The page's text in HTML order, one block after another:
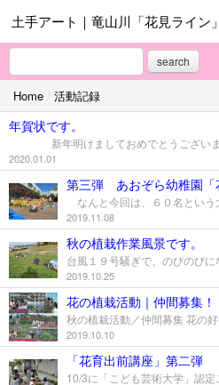
土手アート｜竜山川「花見ライン
search
活動記録
プロジェクトのねらい
ご協力ありがとうございます
協賛者依頼
プロフィール
お問合せ
Home / 活動記録
年賀状です。
2020.01.01
第三弾 あおぞら幼稚園「
2019.11.08
秋の植栽作業風景です。
2019.10.25
花の植栽活動｜仲間募集！
2019.10.10
「花育出前講座」第二弾